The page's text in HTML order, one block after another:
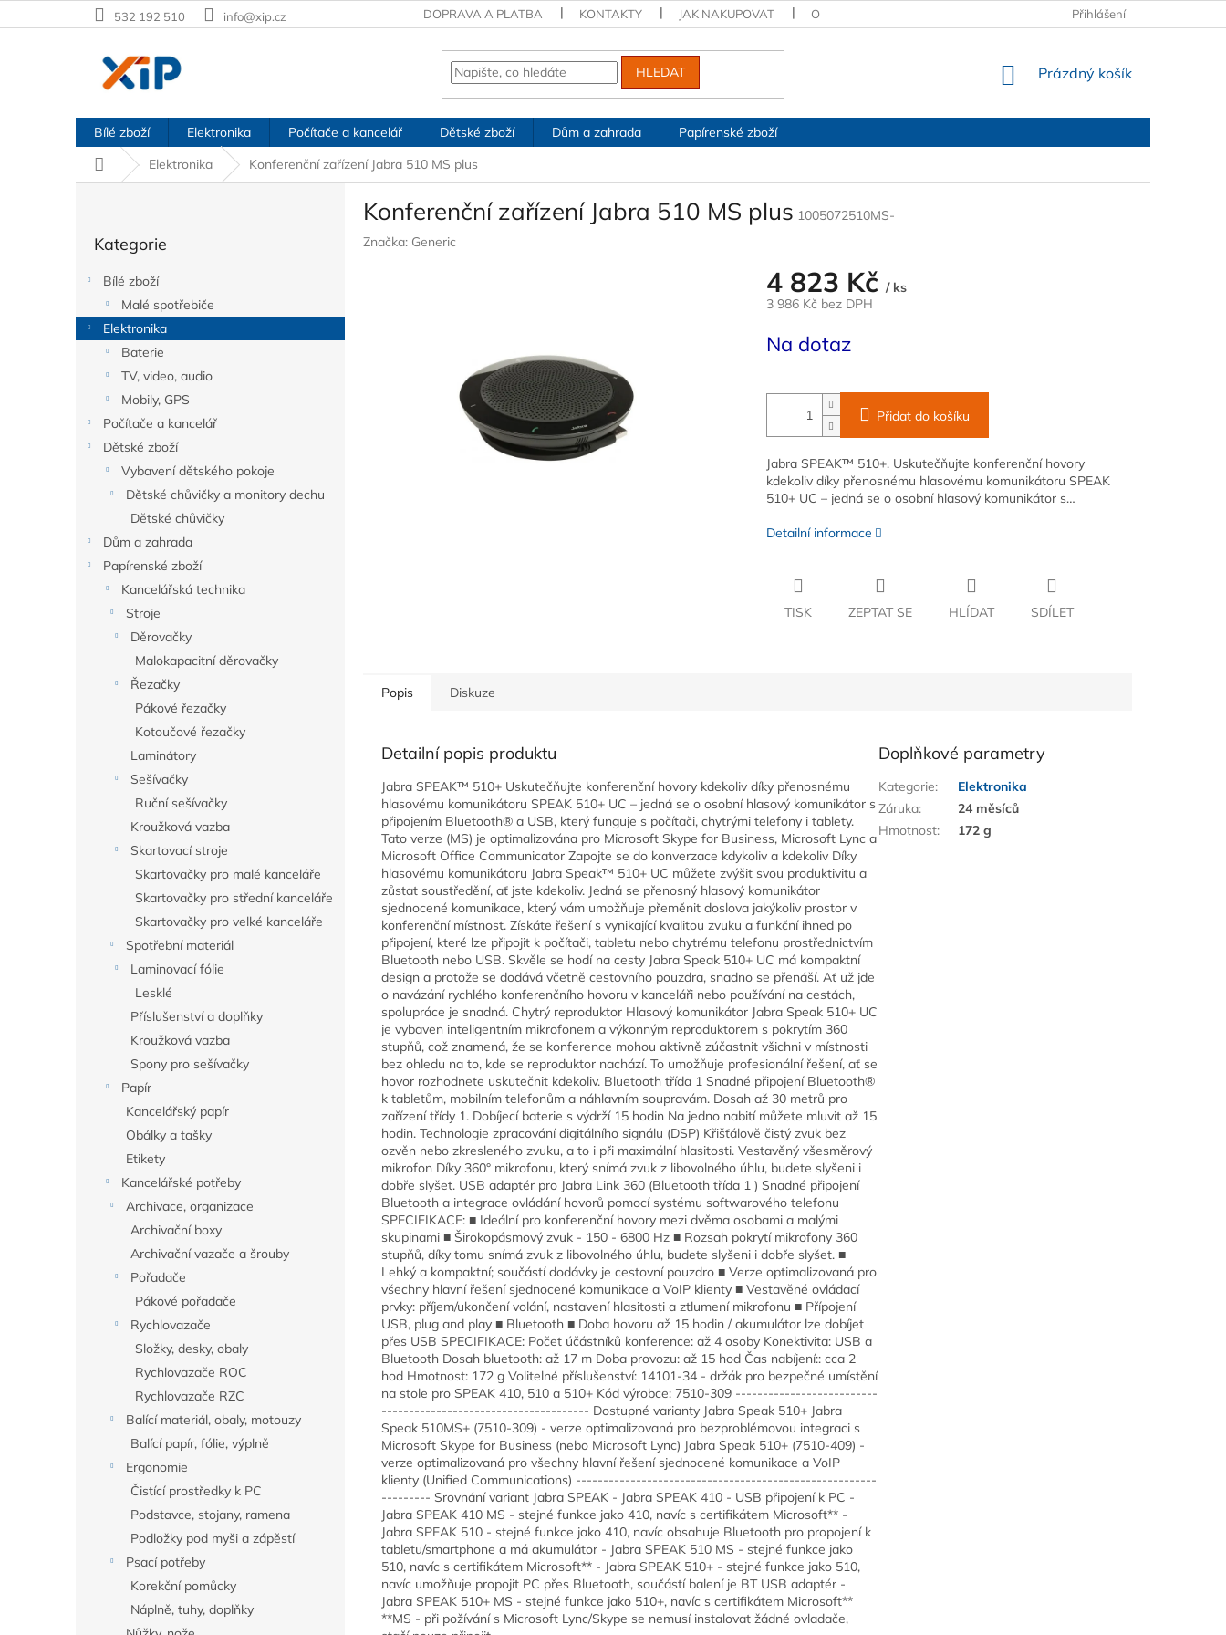
na
532 192 510 info@xip.cz DOPRAVA A PLATBA KONTAKTY JAK NAKUPOVAT OBCHODNÍ PODMÍNKY PODMÍNKY OCHRANY OSOBNÍCH ÚDAJŮ
Přihlášení
HLEDAT
NÁKUPNÍ
Prázdný košík
Bílé zboží Elektronika Počítače a kancelář Dětské zboží Dům a zahrada
Papírenské zboží
Domů
Elektronika Konferenční zařízení Jabra 510 MS plus
n
kategorie
Kategorie
Bílé zboží
Malé spotřebiče
Elektronika
Baterie
TV, video, audio
Mobily, GPS
Počítače a kancelář
Dětské zboží
Vybavení dětského pokoje
Dětské chůvičky a monitory dechu
Dětské chůvičky
Dům a zahrada
Papírenské zboží
Kancelářská technika
Stroje
Děrovačky
Malokapacitní děrovačky
Řezačky
Pákové řezačky
Kotoučové řezačky
Laminátory
Sešívačky
Ruční sešívačky
Kroužková vazba
Skartovací stroje
Skartovačky pro malé kanceláře
Skartovačky pro střední kanceláře
Skartovačky pro velké kanceláře
Spotřební materiál
Laminovací fólie
Lesklé
Příslušenství a doplňky
Kroužková vazba
Spony pro sešívačky
Papír
Kancelářský papír
Obálky a tašky
Etikety
Kancelářské potřeby
Archivace, organizace
Archivační boxy
Archivační vazače a šrouby
Pořadače
Pákové pořadače
Rychlovazače
Složky, desky, obaly
Rychlovazače ROC
Rychlovazače RZC
Balící materiál, obaly, motouzy
Balící papír, fólie, výplně
Ergonomie
Čistící prostředky k PC
Podstavce, stojany, ramena
Podložky pod myši a zápěstí
Psací potřeby
Korekční pomůcky
Náplně, tuhy, doplňky
Konferenční zařízení Jabra 510 MS plus 1005072510MS-
Značka: Generic
4 823 Kč / ks
3 986 Kč bez DPH
cena:
Na dotaz
Přidat do košíku
Jabra SPEAK™ 510+. Uskutečňujte konferenční hovory
kdekoliv díky přenosnému hlasovému komunikátoru SPEAK
510+ UC – jedná se o osobní hlasový komunikátor s…
Detailní informace
TISK ZEPTAT SE HLÍDAT SDÍLET
Popis Diskuze
Detailní popis produktu
Jabra SPEAK™ 510+ Uskutečňujte konferenční hovory kdekoliv díky přenosnému
hlasovému komunikátoru SPEAK 510+ UC – jedná se o osobní hlasový komunikátor s
připojením Bluetooth® a USB, který funguje s počítači, chytrými telefony i tablety.
Tato verze (MS) je optimalizována pro Microsoft Skype for Business, Microsoft Lync a
Microsoft Office Communicator Zapojte se do konverzace kdykoliv a kdekoliv Díky
hlasovému komunikátoru Jabra Speak™ 510+ UC můžete zvýšit svou produktivitu a
zůstat soustředění, ať jste kdekoliv. Jedná se přenosný hlasový komunikátor
sjednocené komunikace, který vám umožňuje přeměnit doslova jakýkoliv prostor v
konferenční místnost. Získáte řešení s vynikající kvalitou zvuku a funkční ihned po
připojení, které lze připojit k počítači, tabletu nebo chytrému telefonu prostřednictvím
Bluetooth nebo USB. Skvěle se hodí na cesty Jabra Speak 510+ UC má kompaktní
design a protože se dodává včetně cestovního pouzdra, snadno se přenáší. Ať už jde
o navázání rychlého konferenčního hovoru v kanceláři nebo používání na cestách,
spolupráce je snadná. Chytrý reproduktor Hlasový komunikátor Jabra Speak 510+ UC
je vybaven inteligentním mikrofonem a výkonným reproduktorem s pokrytím 360
stupňů, což znamená, že se konference mohou aktivně zúčastnit všichni v místnosti
bez ohledu na to, kde se reproduktor nachází. To umožňuje profesionální řešení, ať se
hovor rozhodnete uskutečnit kdekoliv. Bluetooth třída 1 Snadné připojení Bluetooth®
k tabletům, mobilním telefonům a náhlavním soupravám. Dosah až 30 metrů pro
zařízení třídy 1. Dobíjecí baterie s výdrží 15 hodin Na jedno nabití můžete mluvit až 15
hodin. Technologie zpracování digitálního signálu (DSP) Křišťálově čistý zvuk bez
ozvěn nebo zkresleného zvuku, a to i při maximální hlasitosti. Vestavěný všesměrový
mikrofon Díky 360° mikrofonu, který snímá zvuk z libovolného úhlu, budete slyšeni i
dobře slyšet. USB adaptér pro Jabra Link 360 (Bluetooth třída 1 ) Snadné připojení
Bluetooth a integrace ovládání hovorů pomocí systému softwarového telefonu
SPECIFIKACE: ■ Ideální pro konferenční hovory mezi dvěma osobami a malými
skupinami ■ Širokopásmový zvuk - 150 - 6800 Hz ■ Rozsah pokrytí mikrofony 360
stupňů, díky tomu snímá zvuk z libovolného úhlu, budete slyšeni i dobře slyšet. ■
Lehký a kompaktní; součástí dodávky je cestovní pouzdro ■ Verze optimalizovaná pro
všechny hlavní řešení sjednocené komunikace a VoIP klienty ■ Vestavěné ovládací
prvky: příjem/ukončení volání, nastavení hlasitosti a ztlumení mikrofonu ■ Přípojení
USB, plug and play ■ Bluetooth ■ Doba hovoru až 15 hodin / akumulátor lze dobíjet
přes USB SPECIFIKACE: Počet účástníků konference: až 4 osoby Konektivita: USB a
Bluetooth Dosah bluetooth: až 17 m Doba provozu: až 15 hod Čas nabíjení:: cca 2
hod Hmotnost: 172 g Volitelné příslušenství: 14101-34 - držák pro bezpečné umístění
na stole pro SPEAK 410, 510 a 510+ Kód výrobce: 7510-309 --------------------------
-------------------------------------- Dostupné varianty Jabra Speak 510+ Jabra
Speak 510MS+ (7510-309) - verze optimalizovaná pro bezproblémovou integraci s
Microsoft Skype for Business (nebo Microsoft Lync) Jabra Speak 510+ (7510-409) -
verze optimalizovaná pro všechny hlavní řešení sjednocené komunikace a VoIP
klienty (Unified Communications) -------------------------------------------------------
--------- Srovnání variant Jabra SPEAK - Jabra SPEAK 410 - USB připojení k PC -
Jabra SPEAK 410 MS - stejné funkce jako 410, navíc s certifikátem Microsoft** -
Jabra SPEAK 510 - stejné funkce jako 410, navíc obsahuje Bluetooth pro propojení k
tabletu/smartphone a má akumulátor - Jabra SPEAK 510 MS - stejné funkce jako
510, navíc s certifikátem Microsoft** - Jabra SPEAK 510+ - stejné funkce jako 510,
navíc umožňuje propojit PC přes Bluetooth, součástí balení je BT USB adaptér -
Jabra SPEAK 510+ MS - stejné funkce jako 510+, navíc s certifikátem Microsoft**
**MS - při požívání s Microsoft Lync/Skype se nemusí instalovat žádné ovladače,
Doplňkové parametry
Kategorie:
Elektronika
Záruka:
24 měsíců
Hmotnost: 172 g